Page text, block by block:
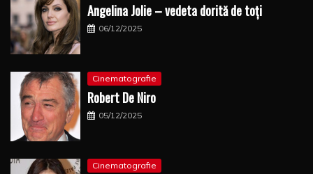
Angelina Jolie – vedeta dorită de toți
06/12/2025
Cinematografie
Robert De Niro
05/12/2025
Cinematografie